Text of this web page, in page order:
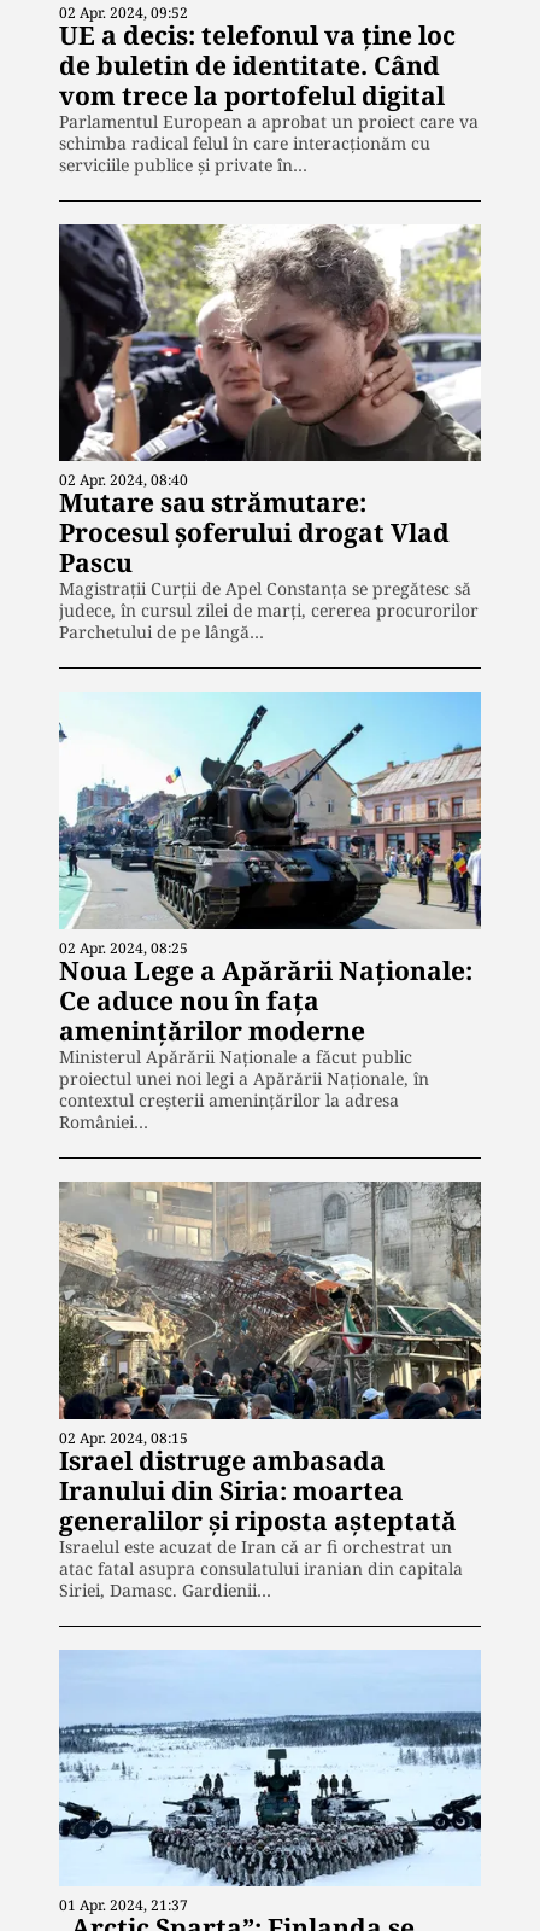
02 Apr. 2024, 09:52
UE a decis: telefonul va ține loc
de buletin de identitate. Când
vom trece la portofelul digital
Parlamentul European a aprobat un proiect care va
schimba radical felul în care interacționăm cu
serviciile publice și private în…
02 Apr. 2024, 08:40
Mutare sau strămutare:
Procesul șoferului drogat Vlad
Pascu
Magistraţii Curţii de Apel Constanţa se pregătesc să
judece, în cursul zilei de marți, cererea procurorilor
Parchetului de pe lângă…
02 Apr. 2024, 08:25
Noua Lege a Apărării Naționale:
Ce aduce nou în fața
amenințărilor moderne
Ministerul Apărării Naționale a făcut public
proiectul unei noi legi a Apărării Naționale, în
contextul creșterii amenințărilor la adresa
României…
02 Apr. 2024, 08:15
Israel distruge ambasada
Iranului din Siria: moartea
generalilor și riposta așteptată
Israelul este acuzat de Iran că ar fi orchestrat un
atac fatal asupra consulatului iranian din capitala
Siriei, Damasc. Gardienii…
01 Apr. 2024, 21:37